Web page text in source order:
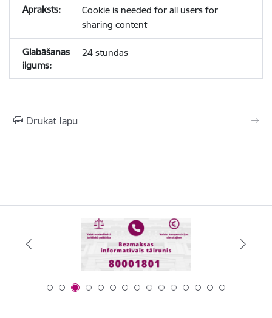
Cookie is needed for all users for
sharing content
24 stundas
Drukāt lapu